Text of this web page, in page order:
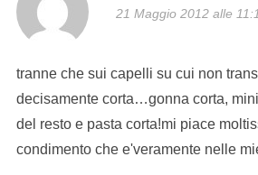
21 Maggio 2012 alle
tranne che sui capelli su cui non
decisamente corta…gonna corta,
del resto e pasta corta!mi piace
condimento che e'veramente nelle